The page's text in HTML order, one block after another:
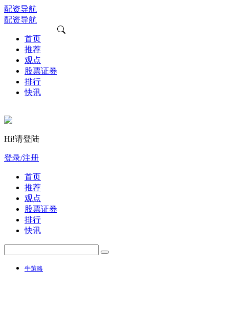
配资导航
配资导航
首页
推荐
观点
股票证券
排行
快讯
Hi!请登陆
登录/注册
首页
推荐
观点
股票证券
排行
快讯
牛策略